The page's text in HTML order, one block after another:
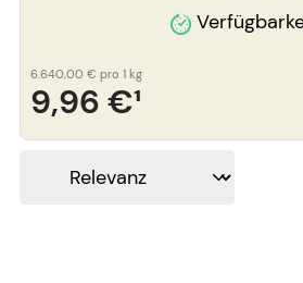
9,96 €¹
6.640,00 € pro 1 kg